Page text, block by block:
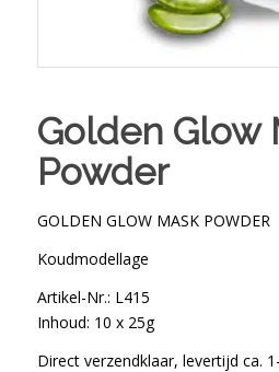
Golden Glow
Powder
GOLDEN GLOW MASK POWDER
Koudmodellage
Artikel-Nr.: L415
Inhoud: 10 x 25g
Direct verzendklaar, levertijd ca.